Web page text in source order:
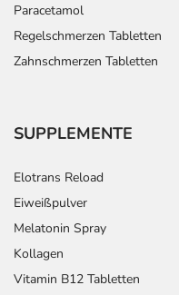
Paracetamol
Regelschmerzen Tabletten
Zahnschmerzen Tabletten
SUPPLEMENTE
Elotrans Reload
Eiweißpulver
Melatonin Spray
Kollagen
Vitamin B12 Tabletten